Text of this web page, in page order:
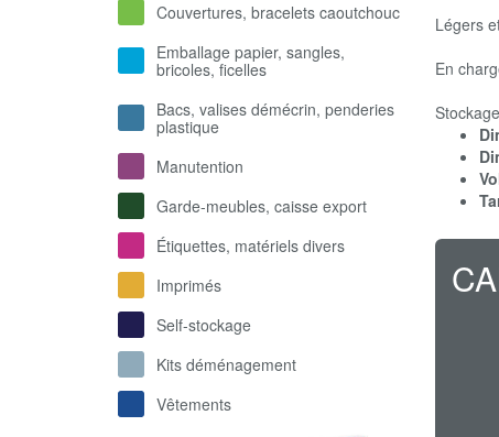
Couvertures, bracelets caoutchouc
Emballage papier, sangles,
bricoles, ficelles
Bacs, valises démécrin, penderies
plastique
Manutention
Garde-meubles, caisse export
Étiquettes, matériels divers
Imprimés
Self-stockage
Kits déménagement
Vêtements
Légers
En